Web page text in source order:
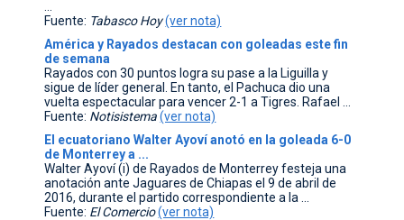
Fuente: Tabasco Hoy(ver nota)
América y Rayados destacan con goleadas este fin
de semana
Rayados con 30 puntos logra su pase a la Liguilla y
sigue de líder general. En tanto, el Pachuca dio una
vuelta espectacular para vencer 2-1 a Tigres. Rafael ...
Fuente: Notisistema (ver nota)
El ecuatoriano Walter Ayoví anotó en la goleada 6-0
de Monterrey a ...
Walter Ayoví (i) de Rayados de Monterrey festeja una
anotación ante Jaguares de Chiapas el 9 de abril de
2016, durante el partido correspondiente a la ...
Fuente: El Comercio(ver nota)